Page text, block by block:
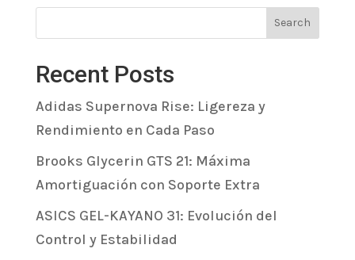
Search
Recent Posts
Adidas Supernova Rise: Ligereza y
Rendimiento en Cada Paso
Brooks Glycerin GTS 21: Máxima
Amortiguación con Soporte Extra
ASICS GEL-KAYANO 31: Evolución del
Control y Estabilidad